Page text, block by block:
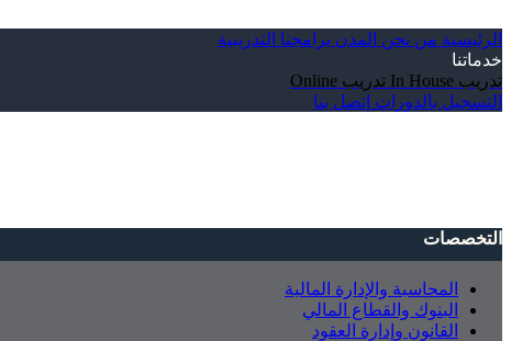
الرئيسية من نحن المدن برامجنا التدريبية
خدماتنا
تدريب In House
تدريب Online
التسجيل بالدورات إتصل بنا
التخصصات
المحاسبة والإدارة المالية
البنوك والقطاع المالي
القانون وإدارة العقود